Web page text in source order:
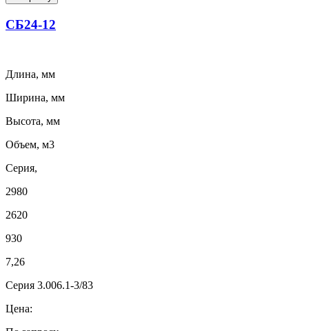
СБ24-12
Длина, мм
Ширина, мм
Высота, мм
Объем, м3
Серия,
2980
2620
930
7,26
Серия 3.006.1-3/83
Цена: